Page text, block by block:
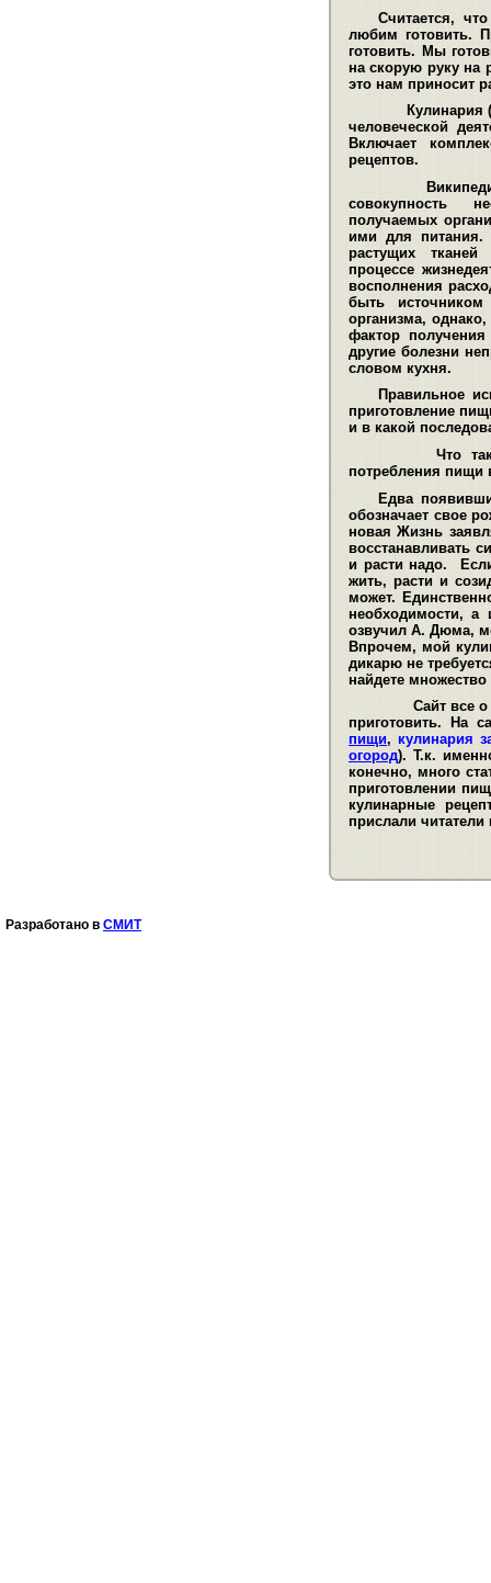
Считается,
любим готовить.
готовить. Мы
на скорую руку на
это нам приносит
Кулинария
человеческой
Включает
рецептов.
Википедия
совокупность
получаемых
ими для питания.
растущих
процессе
восполнения
быть источником
организма,
фактор
другие болезни
словом кухня.
Правильное
приготовление
и в какой
Что
потребления пищи
Едва
обозначает свое
новая Жизнь
восстанавливать
и расти надо.
жить, расти и
может.
необходимости, а
озвучил А. Дюма,
Впрочем, мой
дикарю не
найдете
Сайт все о
приготовить. На
пищи,кулинария
огород). Т.к.
конечно, много
приготовлении
кулинарные
прислали
Разработано в СМИТ